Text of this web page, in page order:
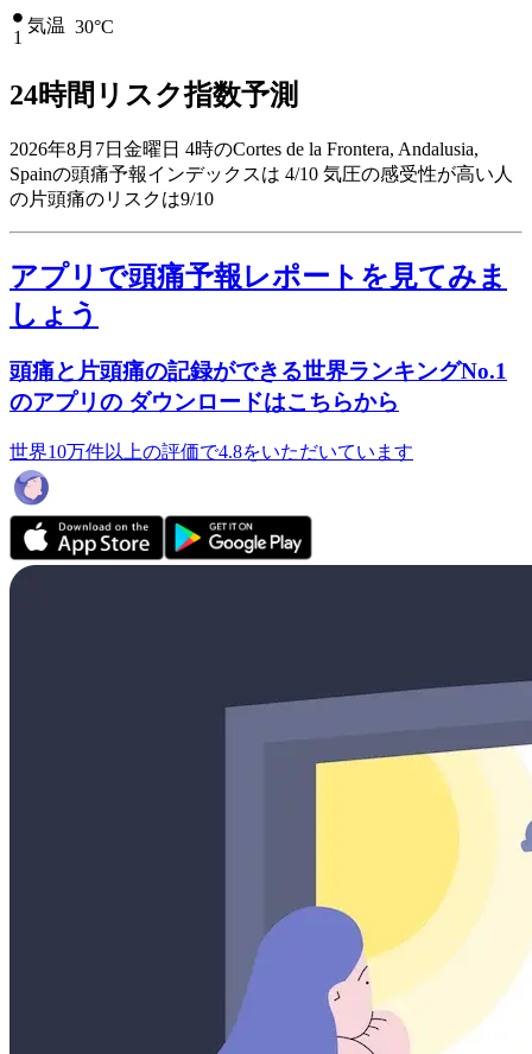
1
気温 30°C
24時間リスク指数予測
2026年8月7日金曜日 4時のCortes de la Frontera, Andalusia,
Spainの頭痛予報インデックスは 4/10 気圧の感受性が高い人
の片頭痛のリスクは9/10
アプリで頭痛予報レポートを見てみま
しょう
頭痛と片頭痛の記録ができる世界ランキングNo.1
のアプリの ダウンロードはこちらから
世界10万件以上の評価で4.8をいただいています